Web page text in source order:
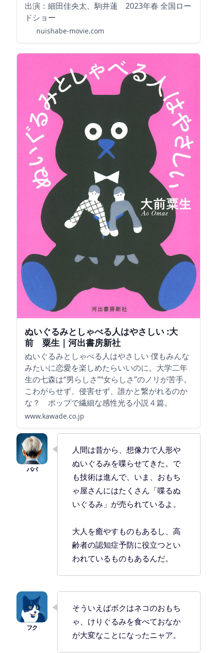
出演：細田佳央太、駒井蓮 2023年春 全国ロー
ドショー
nuishabe-movie.com
ぬいぐるみとしゃべる人はやさしい :大
前 粟生｜河出書房新社
ぬいぐるみとしゃべる人はやさしい 僕もみんな
みたいに恋愛を楽しめたらいいのに。大学二年
生の七森は“男らしさ”“女らしさ”のノリが苦手。
こわがらせず、侵害せず、誰かと繋がれるのか
な？ ポップで繊細な感性光る小説４篇。
www.kawade.co.jp
人間は昔から、想像力で人形や
ぬいぐるみを喋らせてきた。で
も技術は進んで、いま、おもち
ゃ屋さんにはたくさん「喋るぬ
いぐるみ」が売られているよ。
大人を癒やすものもあるし、高
齢者の認知症予防に役立つとい
われているものもあるんだ。
そういえばボクはネコのおもち
ゃ、けりぐるみを食べておなか
が大変なことになったニャア。